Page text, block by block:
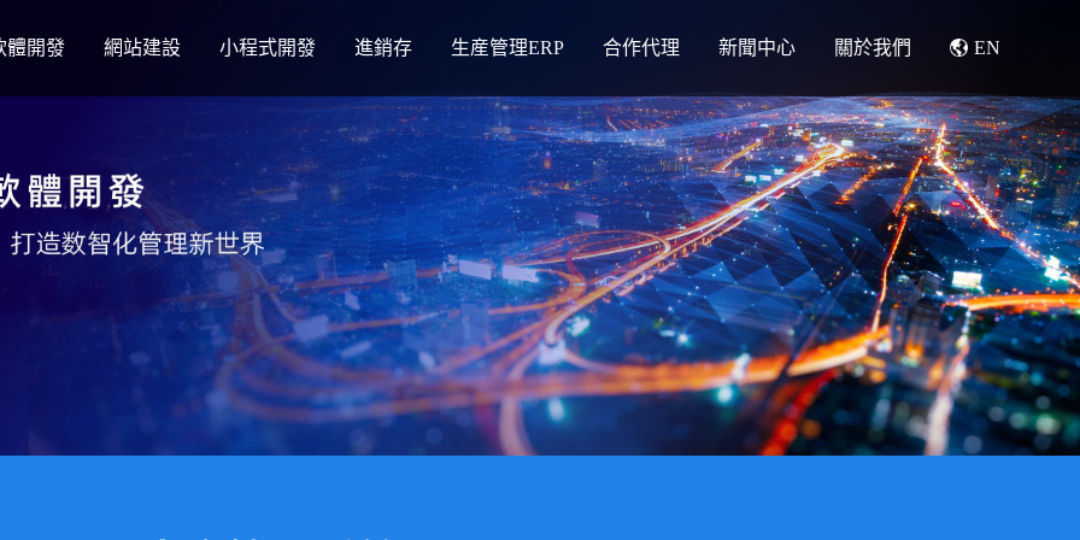
體開發 網站建設 小程式開發 進銷存 生産管理ERP 合作代理 新聞中心 關於我們 EN